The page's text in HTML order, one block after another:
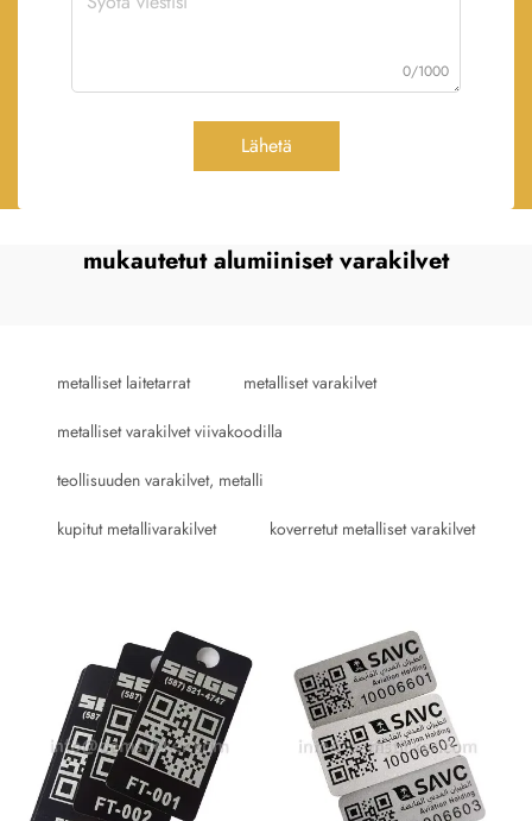
0/1000
Lähetä
mukautetut alumiiniset varakilvet
metalliset laitetarrat metalliset varakilvet
metalliset varakilvet viivakoodilla
teollisuuden varakilvet, metalli
kupitut metallivarakilvet koverretut metalliset varakilvet